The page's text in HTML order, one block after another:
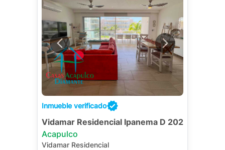
Inmueble verificado
Vidamar Residencial Ipanema D 202
Acapulco
Vidamar Residencial